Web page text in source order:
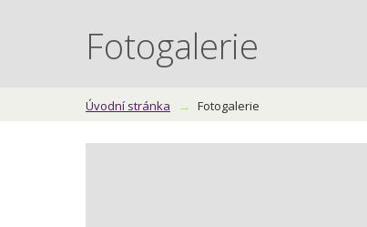
Fotogalerie
Úvodní stránka Fotogalerie